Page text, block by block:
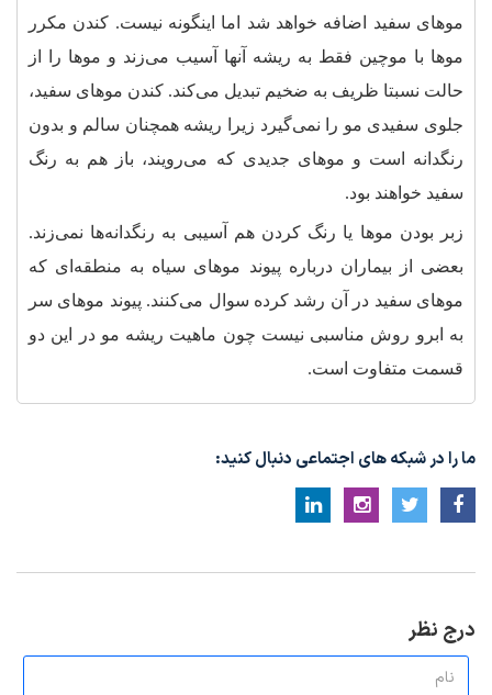
موهای سفید اضافه خواهد شد اما اینگونه نیست. کندن مکرر
موها با موچین فقط به ریشه آنها آسیب می‌زند و موها را از
حالت نسبتا ظریف به ضخیم تبدیل می‌کند. کندن موهای سفید،
جلوی سفیدی مو را نمی‌گیرد زیرا ریشه همچنان سالم و بدون
رنگدانه است و موهای جدیدی که می‌رویند، باز هم به رنگ
سفید خواهند بود.
زبر بودن موها یا رنگ کردن هم آسیبی به رنگدانه‌ها نمی‌زند.
بعضی از بیماران درباره پیوند موهای سیاه به منطقه‌ای که
موهای سفید در آن رشد کرده سوال می‌کنند. پیوند موهای سر
به ابرو روش مناسبی نیست چون ماهیت ریشه مو در این دو
قسمت متفاوت است.
ما را در شبکه های اجتماعی دنبال کنید:
درج نظر